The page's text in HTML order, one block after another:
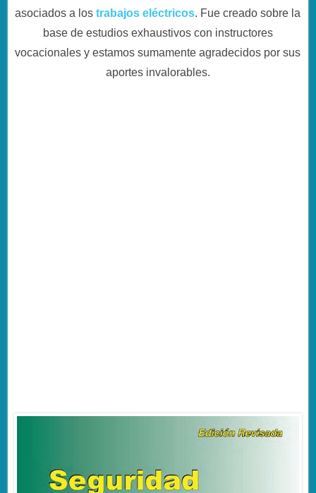
asociados a lostrabajos eléctricos. Fue creado sobre la
base de estudios exhaustivos con instructores
vocacionales y estamos sumamente agradecidos por sus
aportes invalorables.